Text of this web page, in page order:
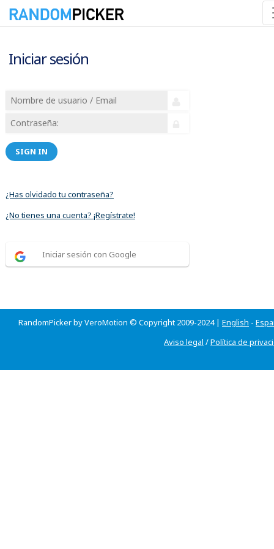
Iniciar sesión
SIGN IN
¿Has olvidado tu contraseña?
¿No tienes una cuenta? ¡Regístrate!
Iniciar sesión con Google
RandomPicker by VeroMotion © Copyright 2009-2024 | English -
Aviso legal /Política de